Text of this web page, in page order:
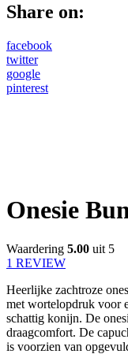
Share on:
facebook
twitter
google
pinterest
Onesie
Waardering 5.00 uit 5
1 REVIEW
Heerlijke zachtroze
met wortelopdruk voor
schattig konijn. De
draagcomfort. De
is voorzien van